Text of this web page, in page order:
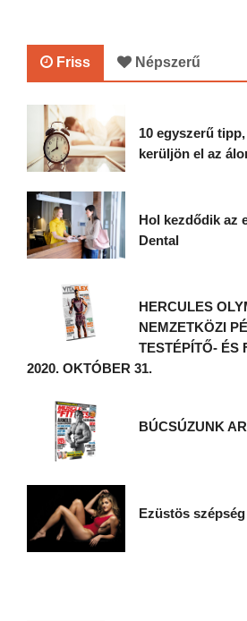
Friss Népszerű
10 egyszerű
kerüljön el az
Hol kezdődik az
Dental
HERCULES
NEMZETKÖZI
TESTÉPÍTŐ- ÉS
2020. OKTÓBER 31.
BÚCSÚZUNK
Ezüstös szépség